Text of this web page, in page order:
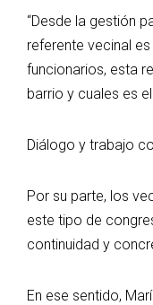
“Desde la gestión
referente vecinal
funcionarios, esta
barrio y cuales es
Diálogo y trabajo
Por su parte, los
este tipo de
continuidad y
En ese sentido,